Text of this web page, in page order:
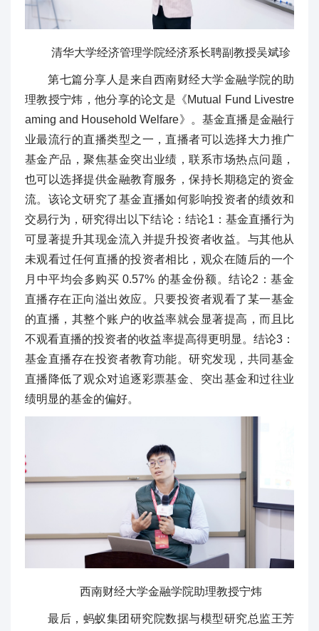
清华大学经济管理学院经济系长聘副教授吴斌珍
第七篇分享人是来自西南财经大学金融学院的助
理教授宁炜，他分享的论文是《Mutual Fund Livestre
aming and Household Welfare》。基金直播是金融行
业最流行的直播类型之一，直播者可以选择大力推广
基金产品，聚焦基金突出业绩，联系市场热点问题，
也可以选择提供金融教育服务，保持长期稳定的资金
流。该论文研究了基金直播如何影响投资者的绩效和
交易行为，研究得出以下结论：结论1：基金直播行为
可显著提升其现金流入并提升投资者收益。与其他从
未观看过任何直播的投资者相比，观众在随后的一个
月中平均会多购买 0.57% 的基金份额。结论2：基金
直播存在正向溢出效应。只要投资者观看了某一基金
的直播，其整个账户的收益率就会显著提高，而且比
不观看直播的投资者的收益率提高得更明显。结论3：
基金直播存在投资者教育功能。研究发现，共同基金
直播降低了观众对追逐彩票基金、突出基金和过往业
绩明显的基金的偏好。
西南财经大学金融学院助理教授宁炜
最后，蚂蚁集团研究院数据与模型研究总监王芳